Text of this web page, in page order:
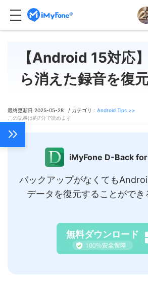
【Android 15対応
ら消えた録音を復
最終更新日 2025-05-28 / カテゴリ： Android Tips >>
この記事は約7分で読めます
iMyFone D-Back
バックアップがなくても
データを復元することができ
無料ダウンロード